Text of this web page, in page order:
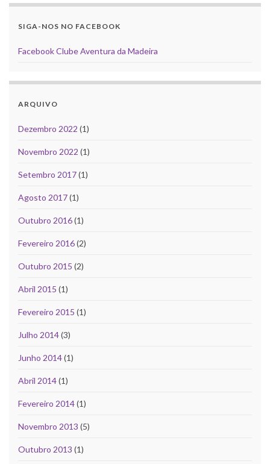
SIGA-NOS NO FACEBOOK
Facebook Clube Aventura da Madeira
ARQUIVO
Dezembro 2022 (1)
Novembro 2022 (1)
Setembro 2017(1)
Agosto 2017(1)
Outubro 2016(1)
Fevereiro 2016(2)
Outubro 2015 (2)
Abril 2015 (1)
Fevereiro 2015 (1)
Julho 2014(3)
Junho 2014(1)
Abril 2014(1)
Fevereiro 2014(1)
Novembro 2013 (5)
Outubro 2013 (1)